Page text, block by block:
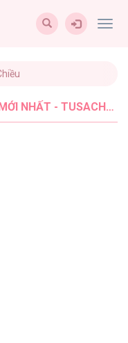
- TUSACHXINHXINH (1)